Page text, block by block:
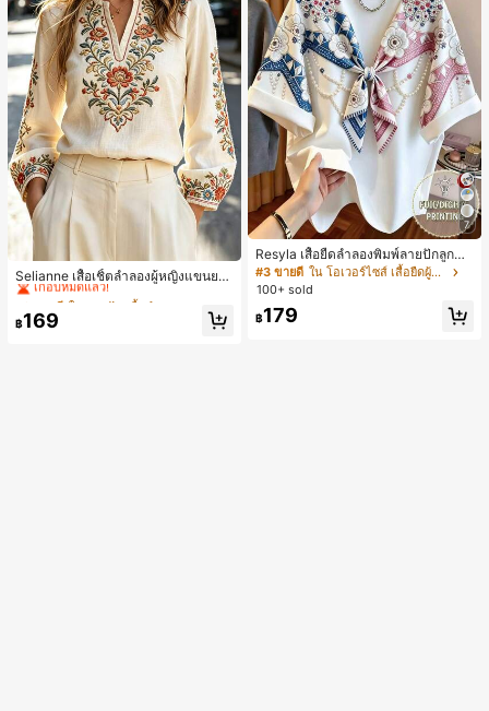
Selianne เสื้อเชิ้ตลำลองผู้หญิงแขนยา
ว คอวีเว้า ลายดอกไม้
#2 ขายดี
ใน งานปัก เสื้อทำงาน
เกือบหมดแล้ว!
#2 ขายดี ใน งานปัก เสื้อทำงาน
เกือบหมดแล้ว!
#2 ขายดี ใน งานปัก เสื้อทำงาน
เกือบหมดแล้ว!
#2 ขายดี
฿169
7
Resyla เสื้อยืดลำลองพิมพ์ลายปักลูกปัด
รูปโบว์ขนาดใหญ่สำหรับผู้หญิง
#3 ขายดี
ใน โอเวอร์ไซส์ เสื้อยืดผู้หญิง
100+ sold
฿179